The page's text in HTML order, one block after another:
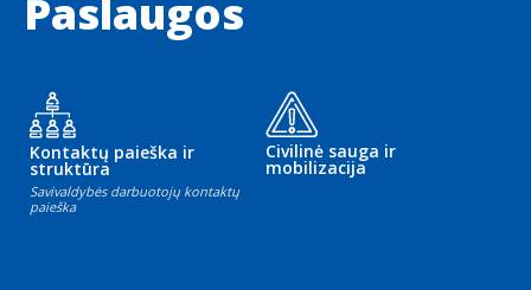
Paslaugos
Kontaktų paieška ir
struktūra
Savivaldybės darbuotojų kontaktų
paieška
Civilinė sauga ir
mobilizacija